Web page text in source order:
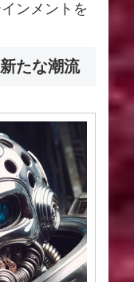
ンメントを
たな潮流